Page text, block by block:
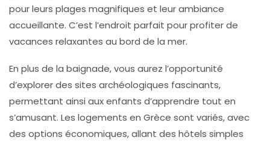
pour leurs plages magnifiques et leur ambiance
accueillante. C’est l’endroit parfait pour profiter de
vacances relaxantes au bord de la mer.
En plus de la baignade, vous aurez l’opportunité
d’explorer des sites archéologiques fascinants,
permettant ainsi aux enfants d’apprendre tout en
s’amusant. Les logements en Grèce sont variés, avec
des options économiques, allant des hôtels simples